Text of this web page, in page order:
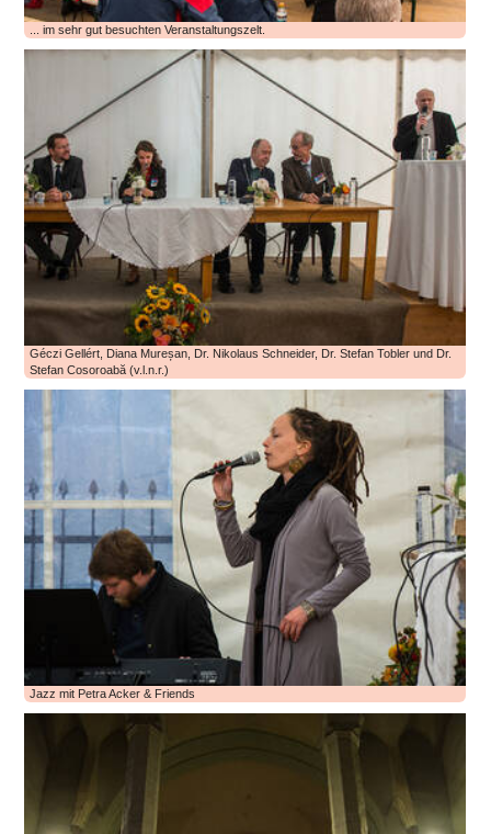
... im sehr gut besuchten Veranstaltungszelt.
Géczi Gellért, Diana Mureșan, Dr. Nikolaus Schneider, Dr. Stefan Tobler und Dr.
Stefan Cosoroabă (v.l.n.r.)
Jazz mit Petra Acker & Friends